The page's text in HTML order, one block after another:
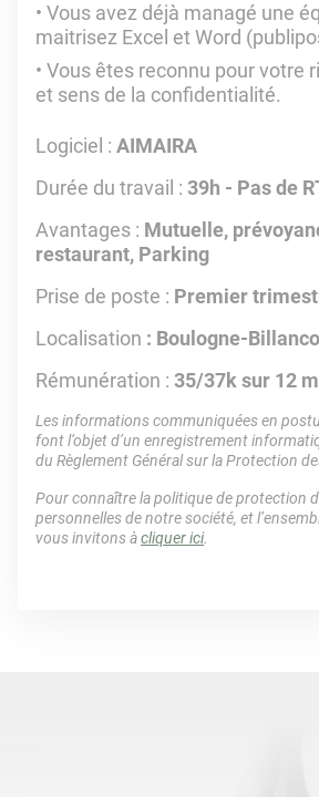
Vous avez déjà managé une
maitrisez Excel et Word
Vous êtes reconnu pour votre
et sens de la confidentialité.
Logiciel : AIMAIRA
Durée du travail : 39h - Pas de
Avantages : Mutuelle,
restaurant, Parking
Prise de poste : Premier
Localisation : Boulogne-
Rémunération : 35/37k sur 12
Les informations communiquées en
font l’objet d’un enregistrement
du Règlement Général sur la Protection
Pour connaître la politique de protection
personnelles de notre société, et
vous invitons àcliquer ici.